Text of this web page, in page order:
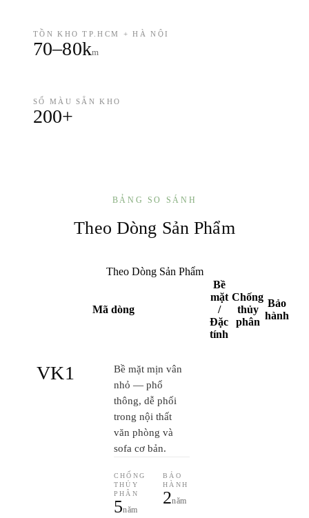
TỒN KHO TP.HCM + HÀ NỘI
70–80km
SỐ MÀU SẴN KHO
200+
BẢNG SO SÁNH
Theo Dòng Sản Phẩm
Theo Dòng Sản Phẩm
Mã dòng
Bề
mặt
/
Đặc
tính
Chống
thủy
phân
Bảo
hành
VK1
Bề mặt mịn vân
nhỏ — phổ
thông, dễ phối
trong nội thất
văn phòng và
sofa cơ bản.
CHỐNG
THỦY
PHÂN
5năm
BẢO
HÀNH
2năm